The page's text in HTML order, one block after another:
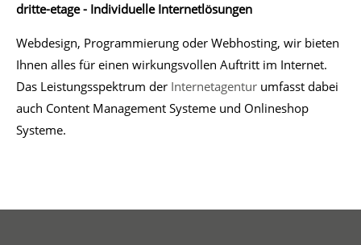
dritte-etage - Individuelle Internetlösungen
Webdesign, Programmierung oder Webhosting, wir bieten
Ihnen alles für einen wirkungsvollen Auftritt im Internet.
Das Leistungsspektrum der Internetagentur umfasst dabei
auch Content Management Systeme und Onlineshop
Systeme.